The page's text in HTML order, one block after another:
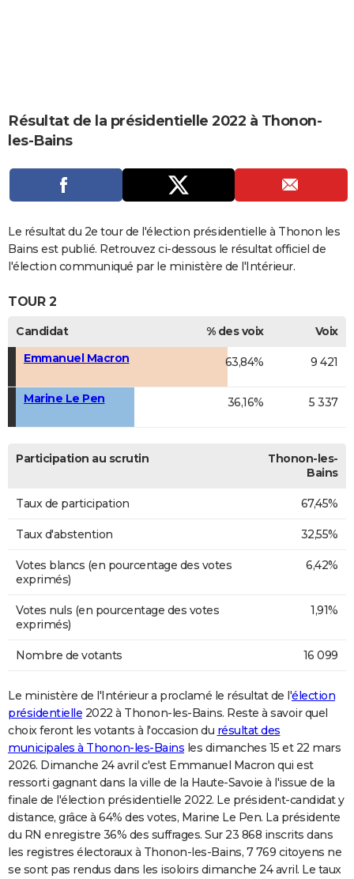
CARTE DE VOEUX
Carte de Noël
Carte Bonne année
Carte Saint-Valentin
Carte Pâques
Carte d'anniversaire
DICTIONNAIRE
Dictionnaire
Biographies
Expressions
Proverbes
PROGRAMME TV
S'inscrire
Se connecter
Lycées
Collèges
Primaires
Universités
Entreprises
Service militaire
Avis de recherche
AVIS DE DÉCÈS
Bricolage
Lifestyle
Culture
Sport
Auto
Television
Voyage
Cinema
Résultat de la présidentielle 2022 à Thonon-
les-Bains
Le résultat du 2e tour de l'élection présidentielle à Thonon les
Bains est publié. Retrouvez ci-dessous le résultat officiel de
l'élection communiqué par le ministère de l'Intérieur.
TOUR 2
Candidat % des voix
Voix
Emmanuel Macron
63,84% 9 421
Marine Le Pen 36,16% 5 337
Participation au scrutin
Thonon-les-
Bains
Taux de participation 67,45%
Taux d'abstention 32,55%
Votes blancs (en pourcentage des votes
exprimés)
6,42%
Votes nuls (en pourcentage des votes
exprimés)
1,91%
Nombre de votants 16 099
Le ministère de l'Intérieur a proclamé le résultat de l'élection
présidentielle 2022 à Thonon-les-Bains. Reste à savoir quel
choix feront les votants à l'occasion du résultat des
municipales à Thonon-les-Bains les dimanches 15 et 22 mars
2026. Dimanche 24 avril c'est Emmanuel Macron qui est
ressorti gagnant dans la ville de la Haute-Savoie à l'issue de la
finale de l'élection présidentielle 2022. Le président-candidat y
distance, grâce à 64% des votes, Marine Le Pen. La présidente
du RN enregistre 36% des suffrages. Sur 23 868 inscrits dans
les registres électoraux à Thonon-les-Bains, 7 769 citoyens ne
se sont pas rendus dans les isoloirs dimanche 24 avril. Le taux